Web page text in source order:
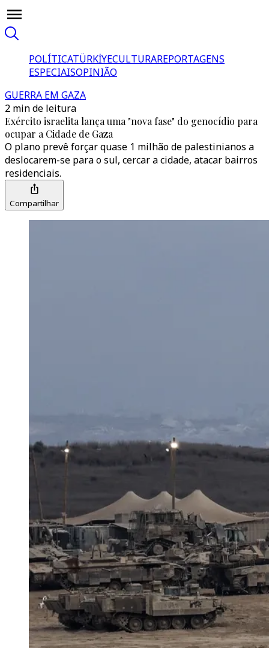
POLÍTICATÜRKİYECULTURAREPORTAGENS
ESPECIAISOPINIÃO
GUERRA EM GAZA
2 min de leitura
Exército israelita lança uma "nova fase" do genocídio para
ocupar a Cidade de Gaza
O plano prevê forçar quase 1 milhão de palestinianos a
deslocarem-se para o sul, cercar a cidade, atacar bairros
residenciais.
Compartilhar